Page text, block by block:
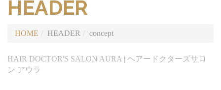
HEADER
HOME HEADER concept
HAIR DOCTOR'S SALON AURA | ヘアードクターズサロ
ン アウラ